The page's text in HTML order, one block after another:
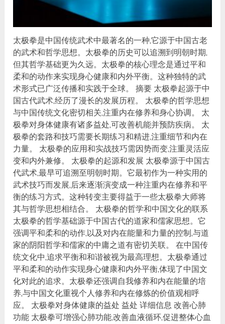
太极拳是中国传统武术中最著名的一种,它源于中国古老
的武术和哲学思想。太极拳的历史可以追溯到明朝时期,
但其哲学基础更为久远。太极拳的核心理念是通过平和
柔和的动作来实现身心健康和内外平衡。这种独特的武
术形式已广泛传播和实践于全球。 摘要 太极拳起源于中
国古代武术,经历了漫长的发展历程。 太极拳的哲学思想
与中国传统文化密切相关,注重内在修养和身心协调。 太
极拳对身体健康有诸多益处,可改善机能并预防疾病。 太
极拳的套路和技巧需要长期练习和精进,注重细节和内在
力量。 太极拳的应用和实战技巧需因势而变,注重灵活应
变和内外兼修。 太极拳的起源和发展 太极拳源于中国古
代武术,最早可追溯至明朝时期。它最初作为一种实用的
武术技巧而发展,后来逐渐演变成一种注重内在修养和平
衡的练习方式。这种转变主要得益于一些太极拳大师将
其与哲学思想相结合。 太极拳的哲学和中国文化的联系
太极拳的哲学基础源于中国古代的道家和儒家思想。它
强调平和柔和的动作,以及对内在能量和力量的控制,与道
家的阴阳哲学和儒家的中庸之道有密切关联。 在中国传
统文化中,追求平衡和和谐被视为最高理想。太极拳通过
平和柔和的动作实现身心健康和内外平衡,体现了中国文
化对此的追求。太极拳还强调自我修养和内在能量的培
养,与中国文化重视个人修养和内在修炼的价值观相呼
应。 太极拳对身体健康的益处 益处 详细信息 改善心肺
功能 太极拳可增强心肺功能,改善血液循环,促进整体心血